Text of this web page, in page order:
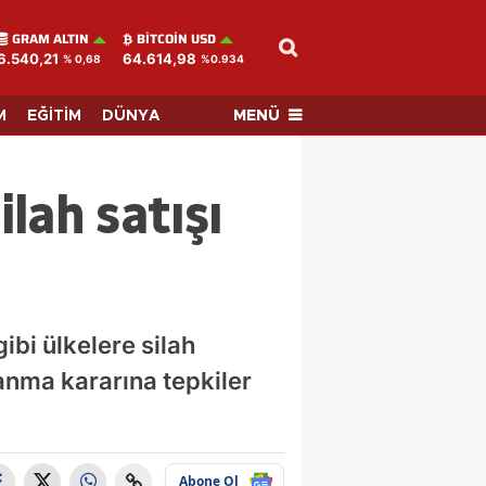
GRAM ALTIN
% 0,68
BITCOIN USD
64.614,98 %0.934
EĞİTİM DÜNYA MENÜ
satışı
ülkelere silah
kararına tepkiler
Abone Ol